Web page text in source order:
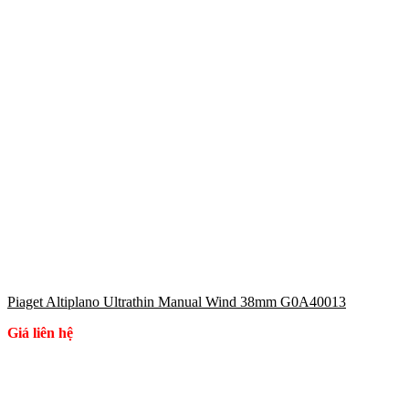
Piaget Altiplano Ultrathin Manual Wind 38mm G0A40013
Giá liên hệ